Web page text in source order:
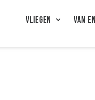
Vliegen VAN